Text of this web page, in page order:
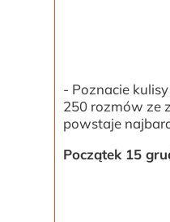
- Poznacie
250 rozmów ze
powstaje
Początek 15